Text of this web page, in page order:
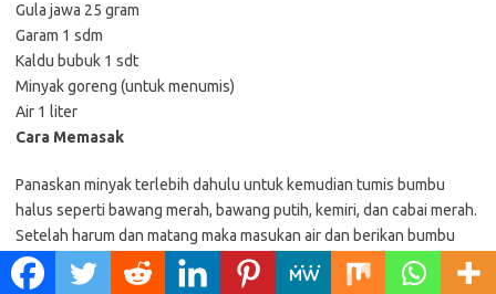
Gula jawa 25 gram
Garam 1 sdm
Kaldu bubuk 1 sdt
Minyak goreng (untuk menumis)
Air 1 liter
Cara Memasak
Panaskan minyak terlebih dahulu untuk kemudian tumis bumbu
halus seperti bawang merah, bawang putih, kemiri, dan cabai merah.
Setelah harum dan matang maka masukan air dan berikan bumbu
cemplung (jahe, lengkuas, sereh, daun bawang, daun salam, gula
jawa, garam, dan kaldu bubuk).